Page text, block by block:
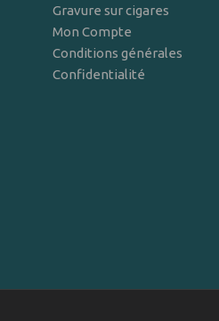
Gravure sur cigares
Mon Compte
Conditions générales
Confidentialité